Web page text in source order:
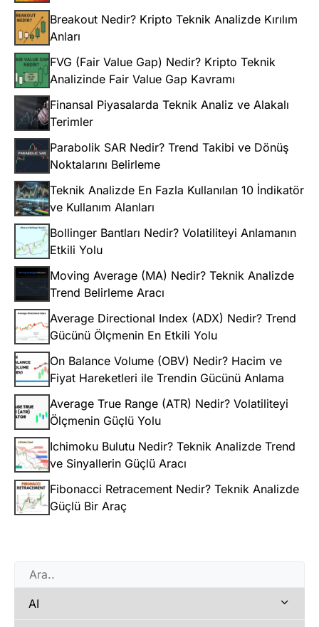
Breakout Nedir? Kripto Teknik Analizde Kırılım
Anları
FVG (Fair Value Gap) Nedir? Kripto Teknik
Analizinde Fair Value Gap Kavramı
Finansal Piyasalarda Teknik Analiz ve Alakalı
Terimler
Parabolik SAR Nedir? Trend Takibi ve Dönüş
Noktalarını Belirleme
Teknik Analizde En Fazla Kullanılan 10 İndikatör
ve Kullanım Alanları
Bollinger Bantları Nedir? Volatiliteyi Anlamanın
Etkili Yolu
Moving Average (MA) Nedir? Teknik Analizde
Trend Belirleme Aracı
Average Directional Index (ADX) Nedir? Trend
Gücünü Ölçmenin En Etkili Yolu
On Balance Volume (OBV) Nedir? Hacim ve
Fiyat Hareketleri ile Trendin Gücünü Anlama
Average True Range (ATR) Nedir? Volatiliteyi
Ölçmenin Güçlü Yolu
Ichimoku Bulutu Nedir? Teknik Analizde Trend
ve Sinyallerin Güçlü Aracı
Fibonacci Retracement Nedir? Teknik Analizde
Güçlü Bir Araç
AI